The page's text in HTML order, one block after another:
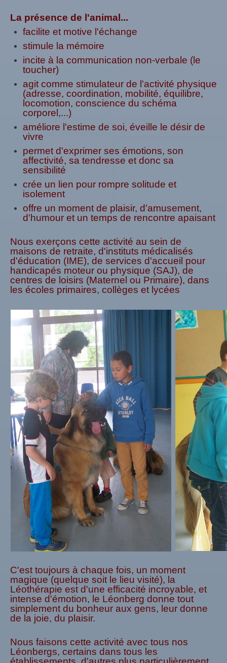
La présence de l'animal...
facilite et motive l'échange
stimule la mémoire
incite à la communication non-verbale (le
toucher)
agit comme stimulateur de l'activité physique
(adresse, coordination, mobilité, équilibre,
locomotion, conscience du schéma
corporel,...)
améliore l'estime de soi, éveille le désir de
vivre
permet d'exprimer ses émotions, son
affectivité, sa tendresse et donc sa
sensibilité
crée un lien pour rompre solitude et
isolement
offre un moment de plaisir, d'amusement,
d'humour et un temps de rencontre apaisant
Nous exerçons cette activité au sein de
maisons de retraite, d'instituts médicalisés
d'éducation (IME), de services d'accueil pour
handicapés moteur ou physique (SAJ), de
centres de loisirs (Maternel ou Primaire), dans
les écoles primaires, collèges et lycées
C'est toujours à chaque fois, un moment
magique (quelque soit le lieu visité), la
Léothérapie est d'une efficacité incroyable, et
intense d'émotion, le Léonberg donne tout
simplement du bonheur aux gens, leur donne
de la joie, du plaisir.
Nous faisons cette activité avec tous nos
Léonbergs, certains dans tous les